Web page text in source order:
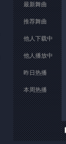
最新舞曲
推荐舞曲
他人下载中
他人播放中
昨日热播
本周热播